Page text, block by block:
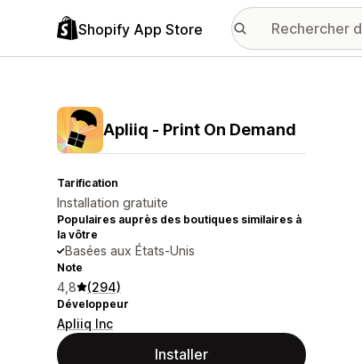
Shopify App Store
Apliiq ‑ Print On Demand
Tarification
Installation gratuite
Populaires auprès des boutiques similaires à
la vôtre
Basées aux États-Unis
Note
4,8 (294)
Développeur
Apliiq Inc
Installer